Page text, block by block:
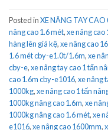
Posted inXE NÂNG TAY CAO
nâng cao 1.6 mét,xe nâng cao
hàng lên giá kệ,xe nâng cao
1.6 mét cby-e1.0t/1.6m,xe
cby-e,xe nâng tay cao 1 tấn
cao 1.6m cby-e1016,xe nâng
1000kg,xe nâng cao 1 tấn
1000kg nâng cao 1.6m,xe
1000kg nâng cao 1.6 mét,xe
e1016,xe nâng cao 1600mm,